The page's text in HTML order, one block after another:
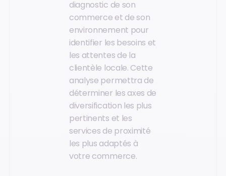
diagnostic de son
commerce et de son
environnement pour
identifier les besoins et
les attentes de la
clientèle locale. Cette
analyse permettra de
déterminer les axes de
diversification les plus
pertinents et les
services de proximité
les plus adaptés à
votre commerce.